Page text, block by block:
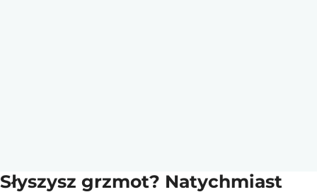
Słyszysz grzmot? Natychmiast